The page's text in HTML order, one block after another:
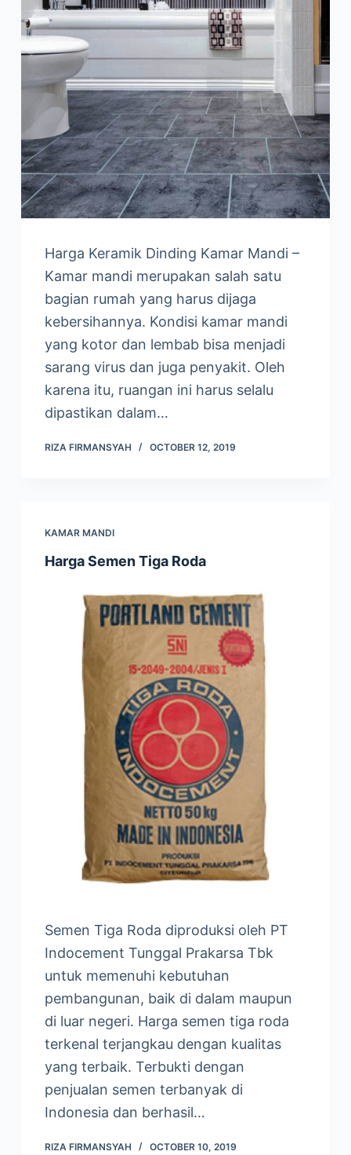
Harga Keramik Dinding Kamar Mandi –
Kamar mandi merupakan salah satu
bagian rumah yang harus dijaga
kebersihannya. Kondisi kamar mandi
yang kotor dan lembab bisa menjadi
sarang virus dan juga penyakit. Oleh
karena itu, ruangan ini harus selalu
dipastikan dalam…
RIZA FIRMANSYAH OCTOBER 12, 2019
KAMAR MANDI
Harga Semen Tiga Roda
Semen Tiga Roda diproduksi oleh PT
Indocement Tunggal Prakarsa Tbk
untuk memenuhi kebutuhan
pembangunan, baik di dalam maupun
di luar negeri. Harga semen tiga roda
terkenal terjangkau dengan kualitas
yang terbaik. Terbukti dengan
penjualan semen terbanyak di
Indonesia dan berhasil…
RIZA FIRMANSYAH OCTOBER 10, 2019